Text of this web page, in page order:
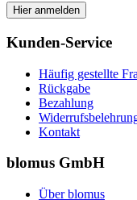
Hier anmelden
Kunden-Service
Häufig gestellte
Rückgabe
Bezahlung
Kontakt
blomus GmbH
Über blomus